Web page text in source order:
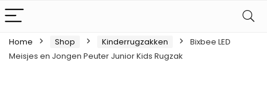
Home Shop Kinderrugzakken
Bixbee LED
Meisjes en Jongen Peuter Junior Kids Rugzak